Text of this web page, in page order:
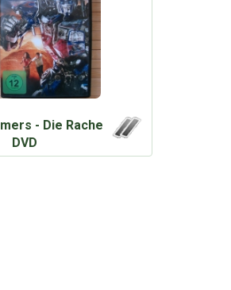
- Die Rache
DVD